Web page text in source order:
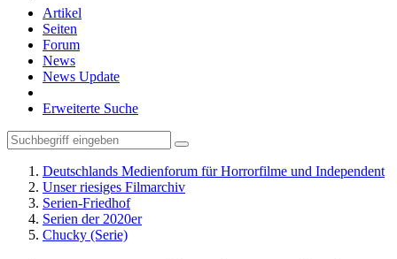
Artikel
Seiten
Forum
News
News Update
Erweiterte Suche
Deutschlands Medienforum für Horrorfilme und Independent
Unser riesiges Filmarchiv
Serien-Friedhof
Serien der 2020er
Chucky (Serie)